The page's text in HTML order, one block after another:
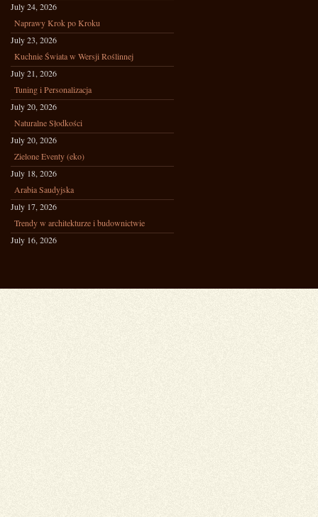
July 24, 2026
Naprawy Krok po Kroku
July 23, 2026
Kuchnie Świata w Wersji Roślinnej
July 21, 2026
Tuning i Personalizacja
July 20, 2026
Naturalne Słodkości
July 20, 2026
Zielone Eventy (eko)
July 18, 2026
Arabia Saudyjska
July 17, 2026
Trendy w architekturze i budownictwie
July 16, 2026